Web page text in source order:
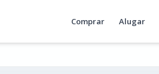
Comprar Alugar